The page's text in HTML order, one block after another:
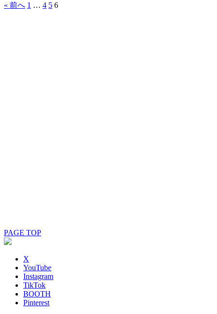
« 前へ 1 … 4 5 6
PAGE TOP
X
YouTube
Instagram
TikTok
BOOTH
Pinterest